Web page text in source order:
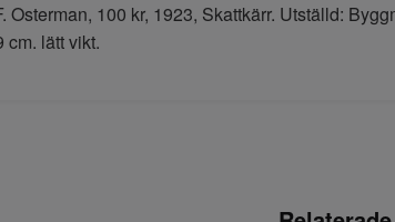
Osterman, 100 kr, 1923, Skattkärr. Utställd:
cm. lätt vikt.